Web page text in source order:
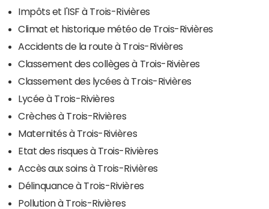
Impôts et l'ISF à Trois-Rivières
Climat et historique météo de Trois-Rivières
Accidents de la route à Trois-Rivières
Classement des collèges à Trois-Rivières
Classement des lycées à Trois-Rivières
Lycée à Trois-Rivières
Crèches à Trois-Rivières
Maternités à Trois-Rivières
Etat des risques à Trois-Rivières
Accès aux soins à Trois-Rivières
Délinquance à Trois-Rivières
Pollution à Trois-Rivières